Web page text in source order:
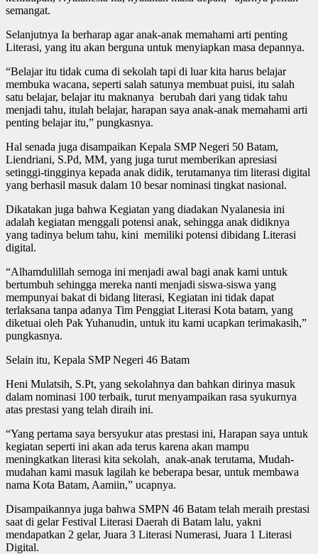
semangat.
Selanjutnya Ia berharap agar anak-anak memahami arti penting
Literasi, yang itu akan berguna untuk menyiapkan masa depannya.
“Belajar itu tidak cuma di sekolah tapi di luar kita harus belajar
membuka wacana, seperti salah satunya membuat puisi, itu salah
satu belajar, belajar itu maknanya berubah dari yang tidak tahu
menjadi tahu, itulah belajar, harapan saya anak-anak memahami arti
penting belajar itu,” pungkasnya.
Hal senada juga disampaikan Kepala SMP Negeri 50 Batam,
Liendriani, S.Pd, MM, yang juga turut memberikan apresiasi
setinggi-tingginya kepada anak didik, terutamanya tim literasi digital
yang berhasil masuk dalam 10 besar nominasi tingkat nasional.
Dikatakan juga bahwa Kegiatan yang diadakan Nyalanesia ini
adalah kegiatan menggali potensi anak, sehingga anak didiknya
yang tadinya belum tahu, kini memiliki potensi dibidang Literasi
digital.
“Alhamdulillah semoga ini menjadi awal bagi anak kami untuk
bertumbuh sehingga mereka nanti menjadi siswa-siswa yang
mempunyai bakat di bidang literasi, Kegiatan ini tidak dapat
terlaksana tanpa adanya Tim Penggiat Literasi Kota batam, yang
diketuai oleh Pak Yuhanudin, untuk itu kami ucapkan terimakasih,”
pungkasnya.
Selain itu, Kepala SMP Negeri 46 Batam
Heni Mulatsih, S.Pt, yang sekolahnya dan bahkan dirinya masuk
dalam nominasi 100 terbaik, turut menyampaikan rasa syukurnya
atas prestasi yang telah diraih ini.
“Yang pertama saya bersyukur atas prestasi ini, Harapan saya untuk
kegiatan seperti ini akan ada terus karena akan mampu
meningkatkan literasi kita sekolah, anak-anak terutama, Mudah-
mudahan kami masuk lagilah ke beberapa besar, untuk membawa
nama Kota Batam, Aamiin,” ucapnya.
Disampaikannya juga bahwa SMPN 46 Batam telah meraih prestasi
saat di gelar Festival Literasi Daerah di Batam lalu, yakni
mendapatkan 2 gelar, Juara 3 Literasi Numerasi, Juara 1 Literasi
Digital.